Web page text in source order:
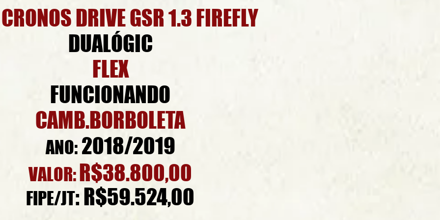
DRIVE GSR 1.3 FIREFLY
DUALÓGIC
FLEX
FUNCIONANDO
CAMB.BORBOLETA
ANO:2018/2019
VALOR:R$38.800,00
FIPE/JT: R$59.524,00